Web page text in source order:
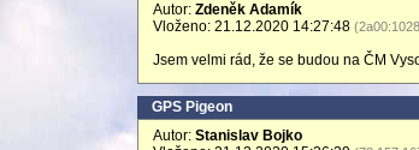
Autor: Zdeněk Adamík
Vloženo: 21.12.2020 14:27:48
Jsem velmi rád, že se budou na ČM
GPS Pigeon
Autor: Stanislav Bojko